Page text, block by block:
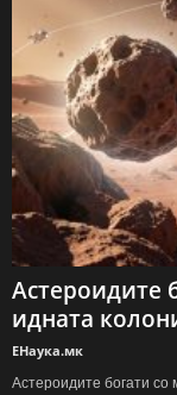
Астероидите
идната
ЕНаука.мк
Астероидите богати